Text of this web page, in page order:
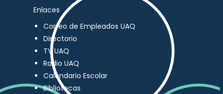
Enlaces
Correo de Empleados UAQ
Directorio
TV UAQ
Radio UAQ
Calendario Escolar
Bibliotecas